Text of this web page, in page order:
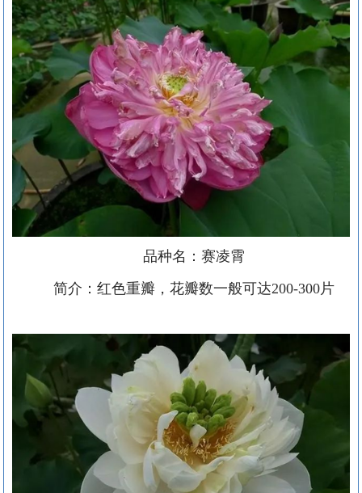
品种名：赛凌霄
简介：红色重瓣，花瓣数一般可达200-300片